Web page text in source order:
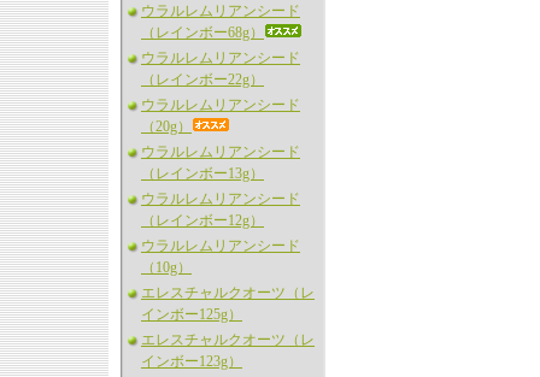
ウラルレムリアンシード
（レインボー68g）
ウラルレムリアンシード
（レインボー22g）
ウラルレムリアンシード
（20g）
ウラルレムリアンシード
（レインボー13g）
ウラルレムリアンシード
（レインボー12g）
ウラルレムリアンシード
（10g）
エレスチャルクオーツ（レ
インボー125g）
エレスチャルクオーツ（レ
インボー123g）